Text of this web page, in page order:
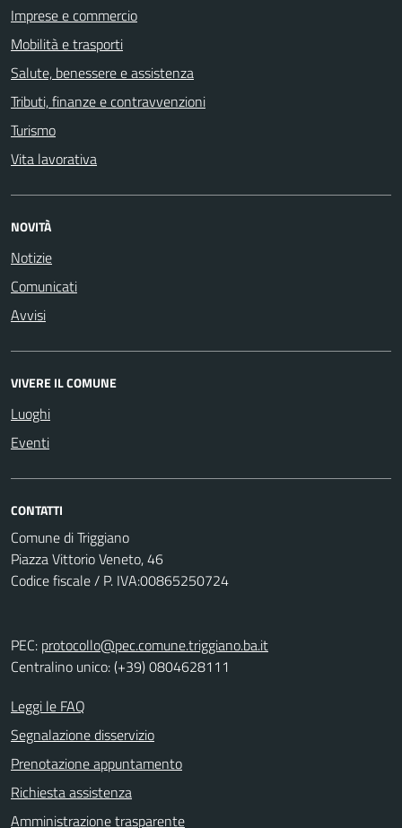
Imprese e commercio
Mobilità e trasporti
Salute, benessere e assistenza
Tributi, finanze e contravvenzioni
Turismo
Vita lavorativa
NOVITÀ
Notizie
Comunicati
Avvisi
VIVERE IL COMUNE
Luoghi
Eventi
CONTATTI
Comune di Triggiano
Piazza Vittorio Veneto, 46
Codice fiscale / P. IVA:00865250724
PEC: protocollo@pec.comune.triggiano.ba.it
Centralino unico: (+39) 0804628111
Leggi le FAQ
Segnalazione disservizio
Prenotazione appuntamento
Richiesta assistenza
Amministrazione trasparente